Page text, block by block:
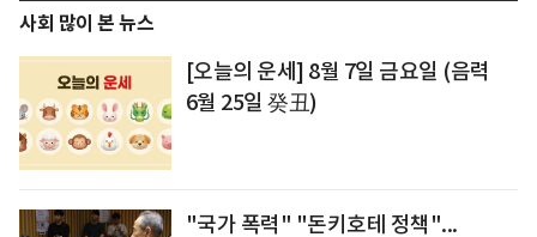
사회 많이 본 뉴스
[오늘의 운세] 8월 7일 금요일 (음력
6월 25일 癸丑)
"국가 폭력" "돈키호테 정책"...